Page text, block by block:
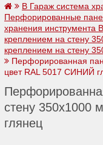
В Гараж система
Перфорированные
хранения инструмента
креплением на стену
креплением на стену
Перфорированная
цвет RAL 5017 СИНИЙ
стену 350х1000
глянец